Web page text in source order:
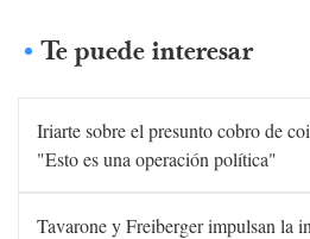
Te puede interesar
Iriarte sobre el presunto cobro de
"Esto es una operación política"
Tavarone y Freiberger impulsan la